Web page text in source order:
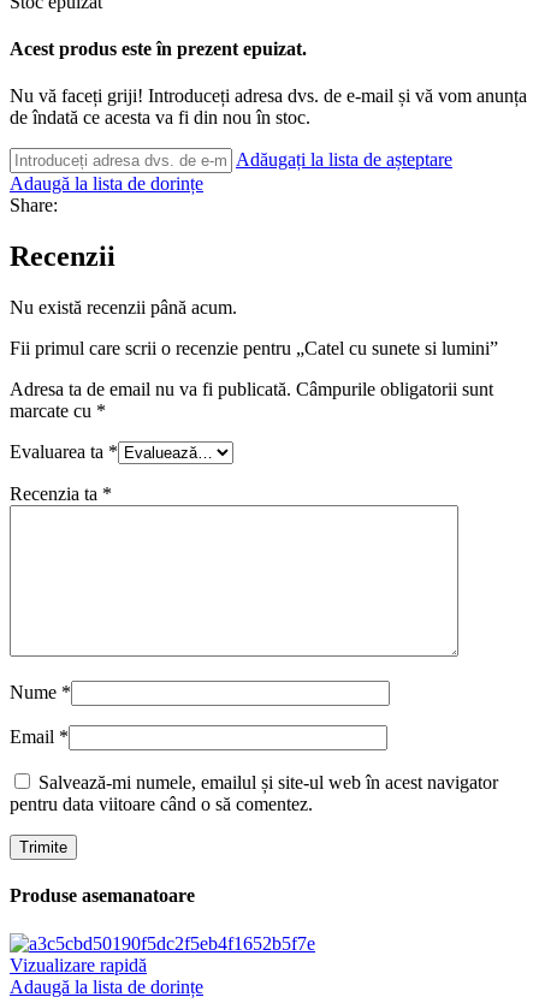
Acest produs este în prezent epuizat.
Nu vă faceți griji! Introduceți adresa dvs. de e-mail și vă vom anunța
de îndată ce acesta va fi din nou în stoc.
Adăugați la lista de așteptare
Adaugă la lista de dorințe
Share:
Recenzii
Nu există recenzii până acum.
Fii primul care scrii o recenzie pentru „Catel cu sunete si lumini”
Adresa ta de email nu va fi publicată. Câmpurile obligatorii sunt
marcate cu *
Evaluarea ta *
Recenzia ta *
Nume *
Email *
Salvează-mi numele, emailul și site-ul web în acest navigator
pentru data viitoare când o să comentez.
Produse asemanatoare
Vizualizare rapidă
Adaugă la lista de dorințe